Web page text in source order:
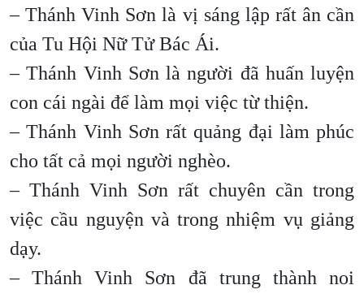
– Thánh Vinh Sơn là vị sáng lập rất ân cần
của Tu Hội Nữ Tử Bác Ái.
– Thánh Vinh Sơn là người đã huấn luyện
con cái ngài để làm mọi việc từ thiện.
– Thánh Vinh Sơn rất quảng đại làm phúc
cho tất cả mọi người nghèo.
– Thánh Vinh Sơn rất chuyên cần trong
việc cầu nguyện và trong nhiệm vụ giảng
dạy.
– Thánh Vinh Sơn đã trung thành noi